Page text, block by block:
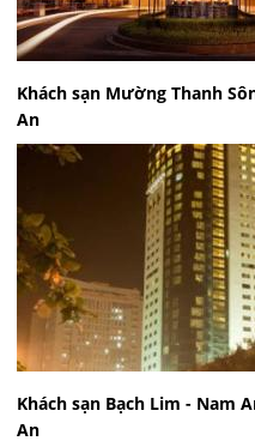
Khách sạn Mường Thanh
An
Khách sạn Bạch Lim - Nam
An